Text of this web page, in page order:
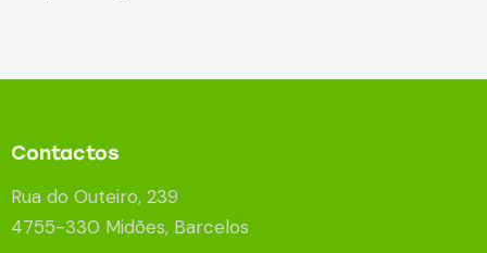
Contactos
Rua do Outeiro, 239
4755-330 Midões, Barcelos